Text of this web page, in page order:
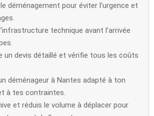
déménagement pour éviter l’urgence et
technique avant l’arrivée
un devis détaillé et vérifie tous les coûts
déménageur à Nantes adapté à ton
à tes contraintes.
et réduis le volume à déplacer pour